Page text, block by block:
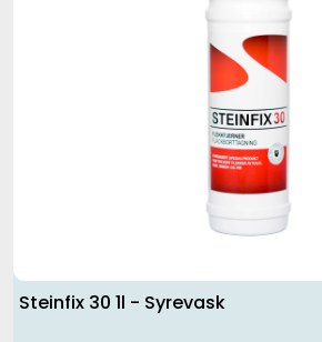
Steinfix 30 1l - Syrevask